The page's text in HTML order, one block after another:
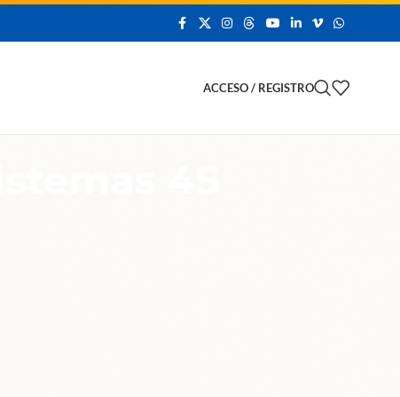
ACCESO / REGISTRO